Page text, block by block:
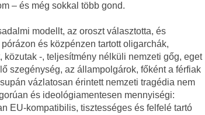
– és még sokkal több gond.
modellt, az oroszt választotta, és
és közpénzen tartott oligarchák,
-, teljesítmény nélküli nemzeti gőg, eget
szegénység, az állampolgárok, főként a férfiak
vázlatosan érintett nemzeti tragédia nem
és ideológiamentesen mennyiségi:
EU-kompatibilis, tisztességes és felfelé tartó